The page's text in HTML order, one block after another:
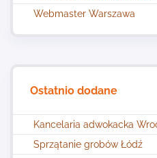
Webmaster Warszawa
Ostatnio dodane
Kancelaria adwokacka
Sprzątanie grobów Łódź